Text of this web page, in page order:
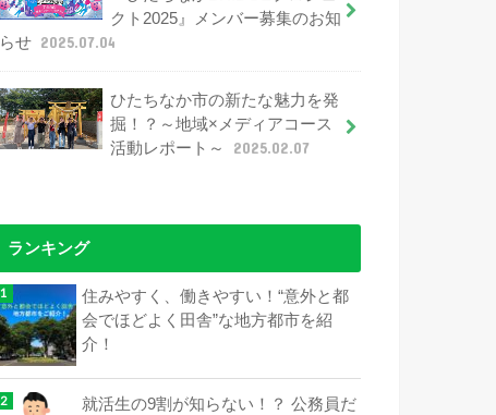
クト2025』メンバー募集のお知
らせ 2025.07.04
ひたちなか市の新たな魅力を発
掘！？～地域×メディアコース
活動レポート～
2025.02.07
ランキング
住みやすく、働きやすい！“意外と都
会でほどよく田舎”な地方都市を紹
介！
就活生の9割が知らない！？ 公務員だ